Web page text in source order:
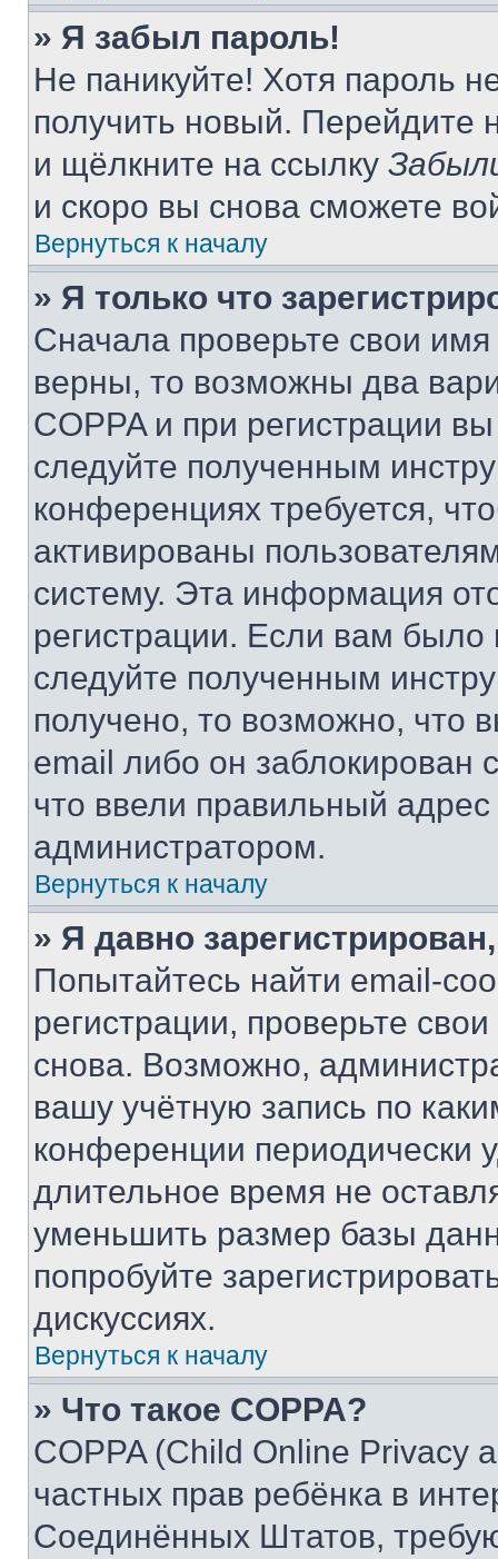
» Я забыл пароль!
Не паникуйте! Хотя пароль
получить новый. Перейдите
и щёлкните на ссылку
и скоро вы снова сможете
Вернуться к началу
» Я только что
Сначала проверьте свои
верны, то возможны два
COPPA и при регистрации
следуйте полученным
конференциях требуется,
активированы
систему. Эта информация
регистрации. Если вам
следуйте полученным
получено, то возможно, что
email либо он
что ввели правильный адрес
администратором.
Вернуться к началу
» Я давно
Попытайтесь найти email-
регистрации, проверьте
снова. Возможно,
вашу учётную запись по
конференции периодически
длительное время не
уменьшить размер базы
попробуйте
дискуссиях.
Вернуться к началу
» Что такое COPPA?
COPPA (Child Online Privacy
частных прав ребёнка в
Соединённых Штатов,